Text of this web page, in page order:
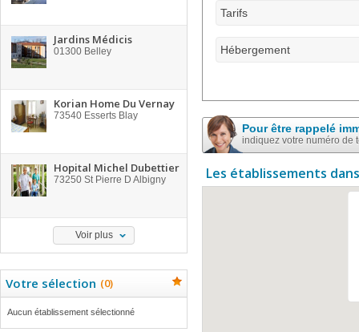
Jardins Médicis
01300 Belley
Korian Home Du Vernay
73540 Esserts Blay
Hopital Michel Dubettier
73250 St Pierre D Albigny
Voir plus
Votre sélection (0)
Aucun établissement sélectionné
Tarifs
Hébergement
Pour être rappelé
indiquez votre numéro de
Les établissements